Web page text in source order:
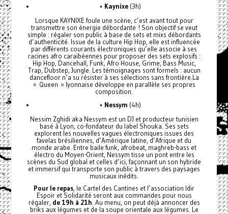
• Kaynixe (3h)
Lorsque KAYNIXE foule une scène, c’est avant tout pour
transmettre son énergie débordante ! Son objectif se veut
simple : régaler son public à base de sets et mixs débordants
d’authenticité. Issue de la culture Hip Hop, elle est influencée
par différents courants électroniques qu’elle associe à ses
racines afro caraïbéennes pour proposer des sets explosifs :
Hip Hop, Dancehall, Funk, Afro House, Grime, Bass Music,
Trap, Dubstep, Jungle. Les témoignages sont formels : aucun
dancefloor n’a su résister à ses sélections sans frontière.La
« Queen » lyonnaise développe en parallèle ses propres
composition.
• Nessym (4h)
Nessim Zghidi aka Nessym est un DJ et producteur tunisien
basé à Lyon, co-fondateur du label Shouka. Ses sets
explorent les nouvelles vagues électroniques issues des
favelas brésiliennes, d’Amérique latine, d’Afrique et du
monde arabe. Entre baile funk, afrobeat, maghreb-bass et
électro du Moyen-Orient, Nessym tisse un pont entre les
scènes du Sud global et celles d’ici, façonnant un son hybride
et immersif qui transporte son public à travers des paysages
musicaux inédits.
Pour le repas, le Cartel des Cantines et l’association Idir
Espoir et Solidarité seront aux commandes pour nous
régaler, de 19h à 21h . Au menu, on peut déjà annoncer des
briks aux légumes et de la soupe orientale aux légumes. Le